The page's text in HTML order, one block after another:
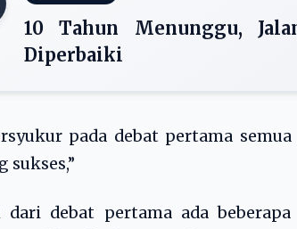
10 Tahun Menunggu,
Diperbaiki
pada debat pertama
sukses,”
dari debat pertama ada